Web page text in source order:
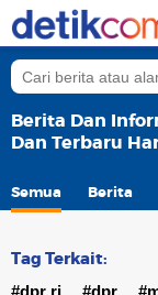
Berita Dan
Dan Terbaru
Semua Berita
Tag Terkait:
#dpr ri #dpr